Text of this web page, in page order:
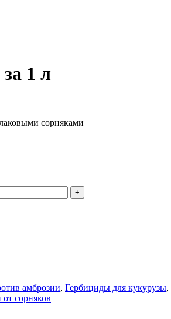
1 л
сорняками
амброзии, Гербициды для кукурузы,
сорняков